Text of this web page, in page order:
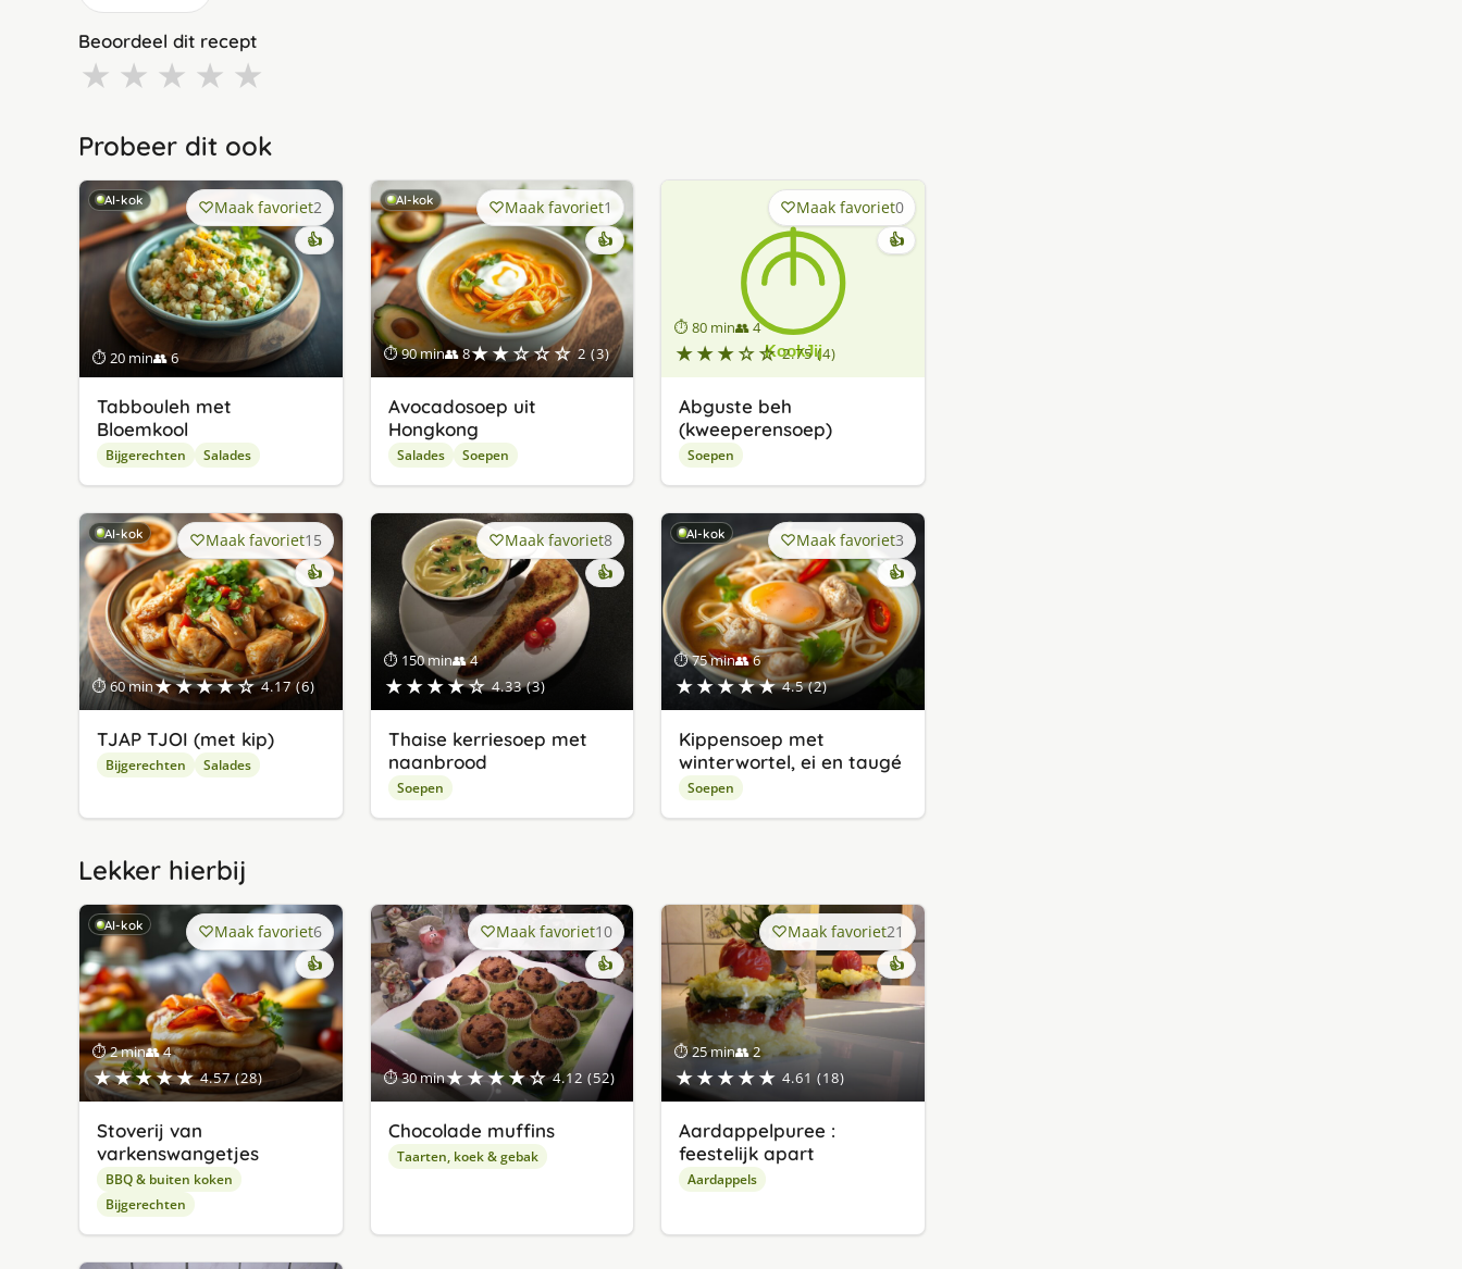
Beoordeel dit recept
★ ★ ★ ★ ★
Probeer dit ook
AI-kok
⏱ 20 min👥 6
Maak favoriet2
👍
Tabbouleh met
Bloemkool
Bijgerechten Salades
AI-kok
⏱ 90 min👥 8★★☆☆☆ 2 (3)
Maak favoriet1
👍
Avocadosoep uit
Hongkong
Salades Soepen
⏱ 80 min👥 4
★★★☆☆ 2.75 (4)
Maak favoriet0
👍
Abguste beh
(kweeperensoep)
Soepen
AI-kok
⏱ 60 min★★★★☆ 4.17 (6)
Maak favoriet15
👍
TJAP TJOI (met kip)
Bijgerechten Salades
⏱ 150 min👥 4
★★★★☆ 4.33 (3)
Maak favoriet8
👍
Thaise kerriesoep met
naanbrood
Soepen
AI-kok
⏱ 75 min👥 6
★★★★★ 4.5 (2)
Maak favoriet3
👍
Kippensoep met
winterwortel, ei en taugé
Soepen
Lekker hierbij
AI-kok
⏱ 2 min👥 4
★★★★★ 4.57 (28)
Maak favoriet6
👍
Stoverij van
varkenswangetjes
BBQ & buiten koken
Bijgerechten
⏱ 30 min★★★★☆ 4.12 (52)
Maak favoriet10
👍
Chocolade muffins
Taarten, koek & gebak
⏱ 25 min👥 2
★★★★★ 4.61 (18)
Maak favoriet21
👍
Aardappelpuree :
feestelijk apart
Aardappels